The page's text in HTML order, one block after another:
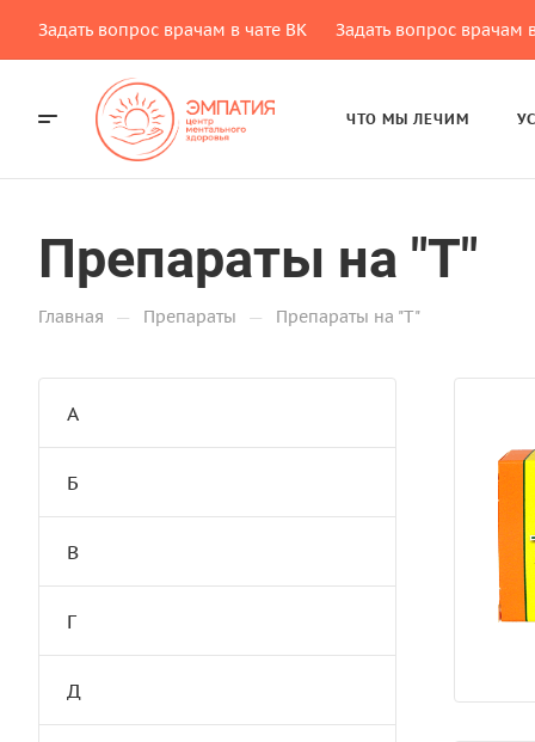
Задать вопрос врачам в чате ВК Задать вопрос врачам
ЧТО МЫ ЛЕЧИМ
Препараты на "Т"
Главная — Препараты — Препараты на "Т"
А
Б
В
Г
Д